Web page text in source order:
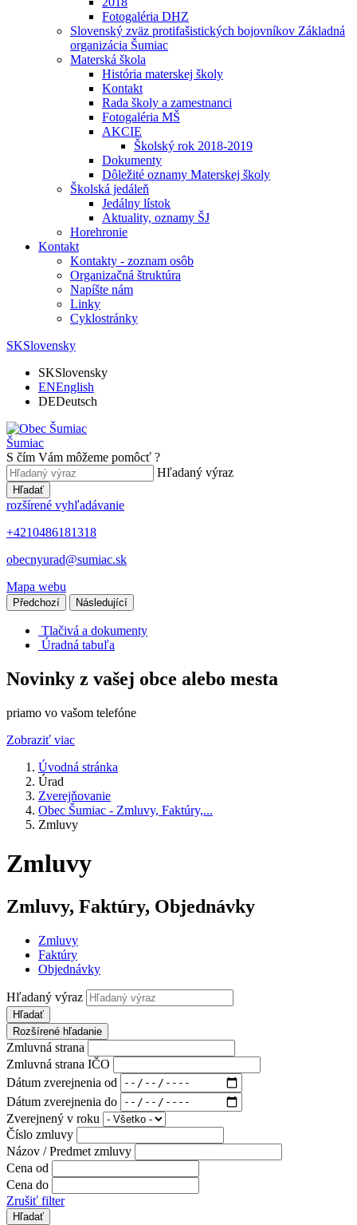
Fotogaléria DHZ
Slovenský zväz protifašistických bojovníkov Základná
organizácia Šumiac
Materská škola
História materskej školy
Kontakt
Rada školy a zamestnanci
Fotogaléria MŠ
AKCIE
Školský rok 2018-2019
Dokumenty
Dôležité oznamy Materskej školy
Školská jedáleň
Jedálny lístok
Aktuality, oznamy ŠJ
Horehronie
Kontakt
Kontakty - zoznam osôb
Organizačná štruktúra
Napíšte nám
Linky
Cyklostránky
SKSlovensky
SKSlovensky
ENEnglish
DEDeutsch
Šumiac
S čím Vám môžeme pomôcť ?
Hľadaný výraz
Hľadať
rozšírené vyhľadávanie
+4210486181318
obecnyurad@sumiac.sk
Mapa webu
Předchozí Následující
Tlačivá a dokumenty
Úradná tabuľa
Novinky z vašej obce alebo mesta
priamo vo vašom telefóne
Zobraziť viac
Úvodná stránka
Úrad
Zverejňovanie
Obec Šumiac - Zmluvy, Faktúry,...
Zmluvy
Zmluvy
Zmluvy, Faktúry, Objednávky
Zmluvy
Faktúry
Objednávky
Hľadaný výraz
Hľadať
Rozšírené hľadanie
Zmluvná strana
Zmluvná strana IČO
Dátum zverejnenia od
Dátum zverejnenia do
Zverejnený v roku
Číslo zmluvy
Názov / Predmet zmluvy
Cena od
Cena do
Zrušiť filter